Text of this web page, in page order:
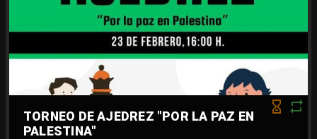
TORNEO DE AJEDREZ "POR LA PAZ EN
PALESTINA"